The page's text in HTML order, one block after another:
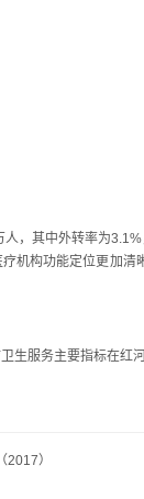
，其中外转率为
机构功能定位更加清
服务主要指标在红河
2017）